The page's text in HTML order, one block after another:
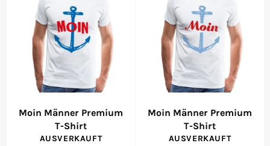
Moin Männer Premium
T-Shirt
AUSVERKAUFT
Moin Männer Premium
T-Shirt
AUSVERKAUFT